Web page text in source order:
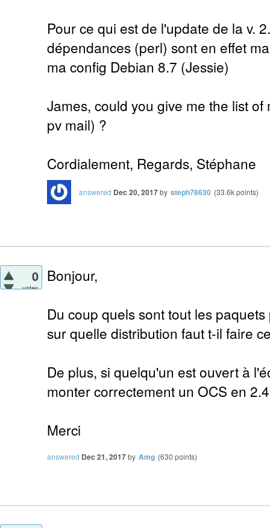
Pour ce qui est de l'update de la v.
dépendances (perl) sont en effet
ma config Debian 8.7 (Jessie)
James, could you give me the list
pv mail) ?
Cordialement, Regards, Stéphane
answered Dec 20, 2017by steph78630 (33.6kpoints)
0
votes
Bonjour,
Du coup quels sont tout les
sur quelle distribution faut t-il faire
De plus, si quelqu'un est ouvert à
monter correctement un OCS en
Merci
answered Dec 21, 2017by Amg (630 points)